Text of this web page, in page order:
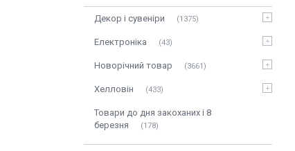
Декор і сувеніри 1375
Електроніка 43
Новорічний товар 3661
Хелловін 433
Товари до дня закоханих і 8
березня
178